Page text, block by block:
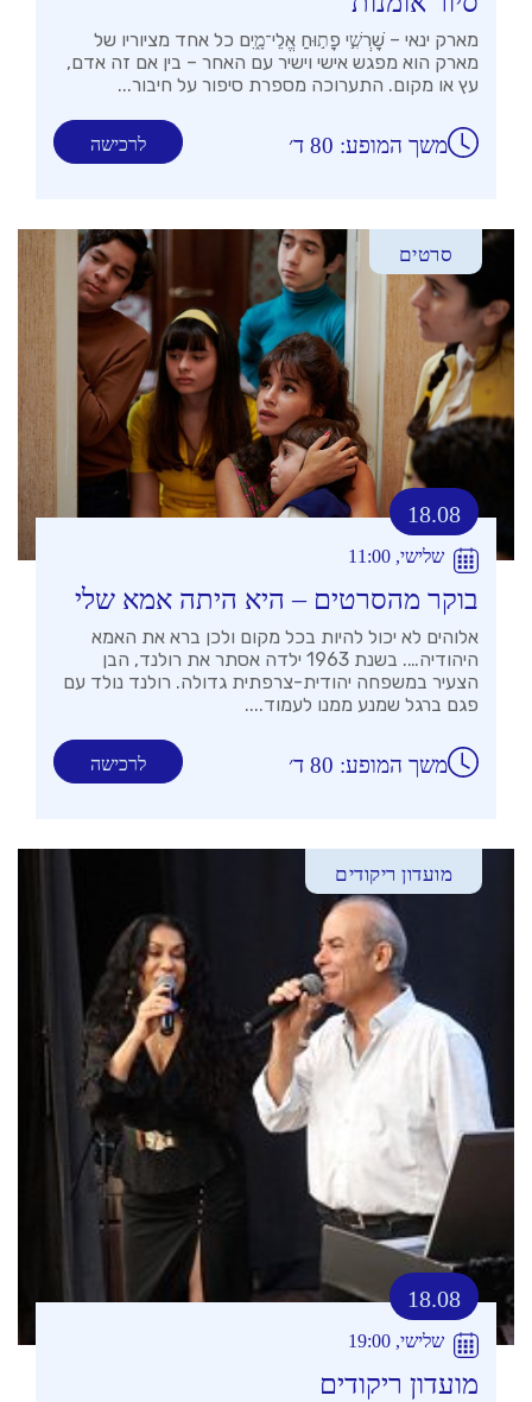
מארק ינאי – שׇׁרְשִׁ֣י פָת֣וּחַ אֱלֵי־מָ֑יִם כל אחד מציוריו של
מארק הוא מפגש אישי וישיר עם האחר – בין אם זה אדם,
עץ או מקום. התערוכה מספרת סיפור על חיבור...
לרכישה משך המופע: 80 ד׳
סרטים
18.08
שלישי, 11:00
בוקר מהסרטים – היא היתה אמא שלי
אלוהים לא יכול להיות בכל מקום ולכן ברא את האמא
היהודיה…. בשנת 1963 ילדה אסתר את רולנד, הבן
הצעיר במשפחה יהודית-צרפתית גדולה. רולנד נולד עם
פגם ברגל שמנע ממנו לעמוד....
לרכישה משך המופע: 80 ד׳
מועדון ריקודים
18.08
שלישי, 19:00
מועדון ריקודים